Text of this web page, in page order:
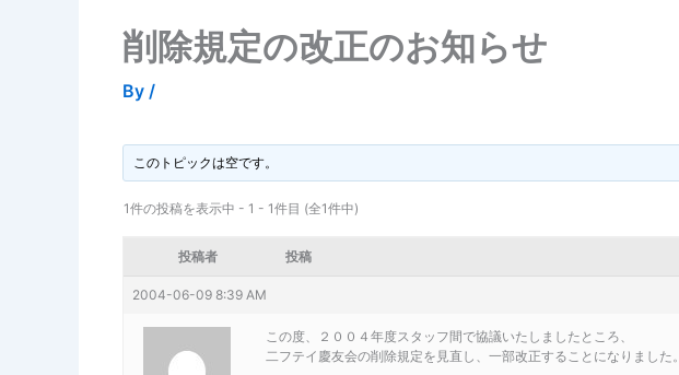
削除規定の改正のお知らせ
By /
このトピックは空です。
1件の投稿を表示中 - 1 - 1件目 (全1件中)
投稿者 投稿
2004-06-09 8:39 AM
この度、２００４年度スタッフ間で協議いたしましたところ、
二フテイ慶友会の削除規定を見直し、一部改正することになりました。